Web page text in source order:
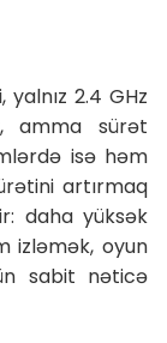
2.4 GHz
amma sürət
isə həm
artırmaq
daha yüksək
izləmək, oyun
sabit nəticə